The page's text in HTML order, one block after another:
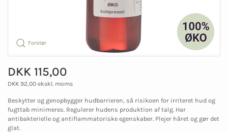
Forstør
DKK 115,00
DKK 92,00 ekskl. moms
Beskytter og genopbygger hudbarrieren, så risikoen for irriteret hud og
fugttab minimeres. Regulerer hudens produktion af talg. Har
antibakterielle og antiflammatoriske egenskaber. Plejer håret og gør det
glat.